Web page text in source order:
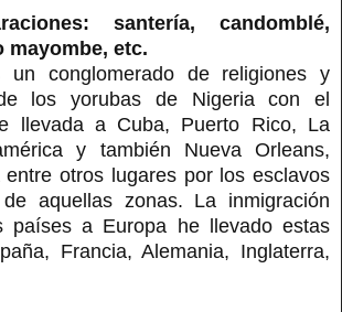
santería, candomblé,
mayombe, etc.
un conglomerado de religiones y
los yorubas de Nigeria con el
llevada a Cuba, Puerto Rico, La
y también Nueva Orleans,
otros lugares por los esclavos
aquellas zonas. La inmigración
países a Europa he llevado estas
Francia, Alemania, Inglaterra,